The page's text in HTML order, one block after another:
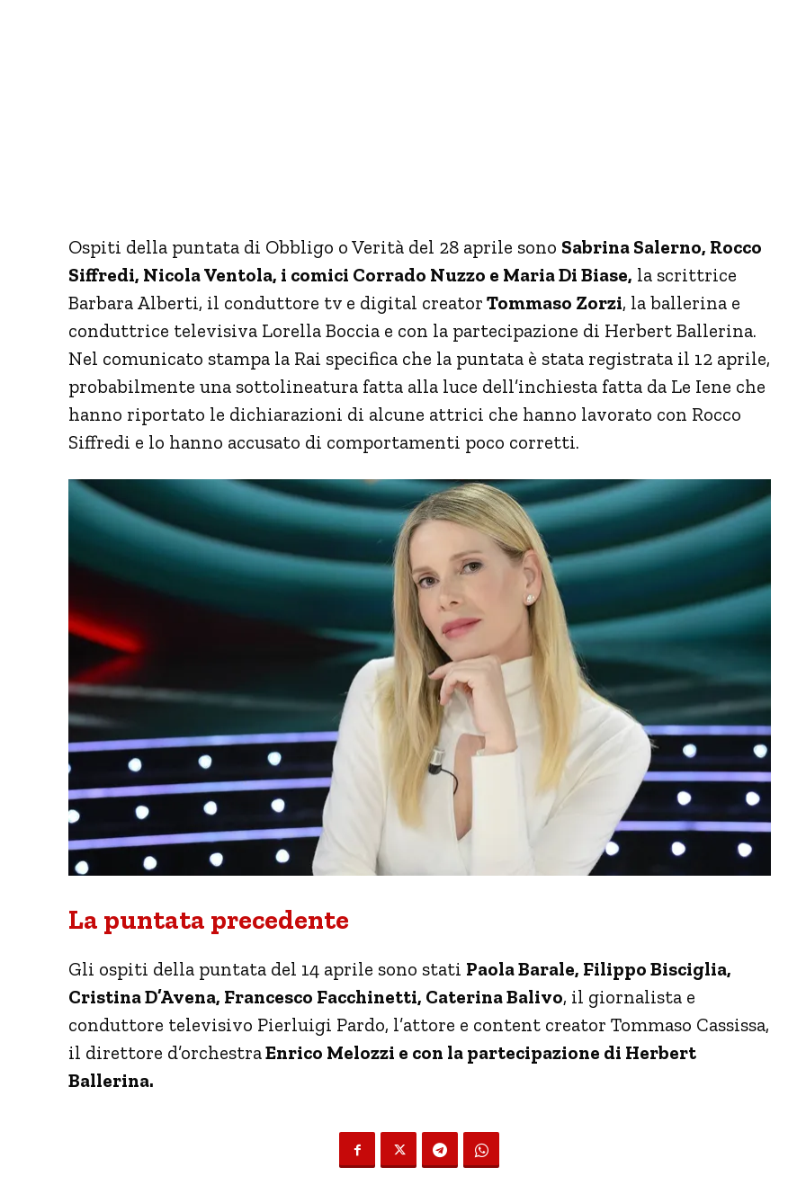
Ospiti della puntata di Obbligo o Verità del 28 aprile sono Sabrina Salerno, Rocco
Siffredi, Nicola Ventola, i comici Corrado Nuzzo e Maria Di Biase, la scrittrice
Barbara Alberti, il conduttore tv e digital creator Tommaso Zorzi, la ballerina e
conduttrice televisiva Lorella Boccia e con la partecipazione di Herbert Ballerina.
Nel comunicato stampa la Rai specifica che la puntata è stata registrata il 12 aprile,
probabilmente una sottolineatura fatta alla luce dell’inchiesta fatta da Le Iene che
hanno riportato le dichiarazioni di alcune attrici che hanno lavorato con Rocco
Siffredi e lo hanno accusato di comportamenti poco corretti.
La puntata precedente
Gli ospiti della puntata del 14 aprile sono stati Paola Barale, Filippo Bisciglia,
Cristina D’Avena, Francesco Facchinetti, Caterina Balivo, il giornalista e
conduttore televisivo Pierluigi Pardo, l’attore e content creator Tommaso Cassissa,
il direttore d’orchestraEnrico Melozzi e con la partecipazione di Herbert
Ballerina.